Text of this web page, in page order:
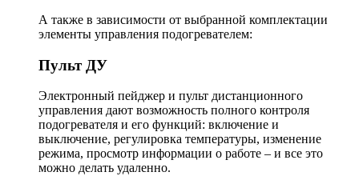
А также в зависимости от выбранной комплектации
элементы управления подогревателем:
Пульт ДУ
Электронный пейджер и пульт дистанционного
управления дают возможность полного контроля
подогревателя и его функций: включение и
выключение, регулировка температуры, изменение
режима, просмотр информации о работе – и все это
можно делать удаленно.